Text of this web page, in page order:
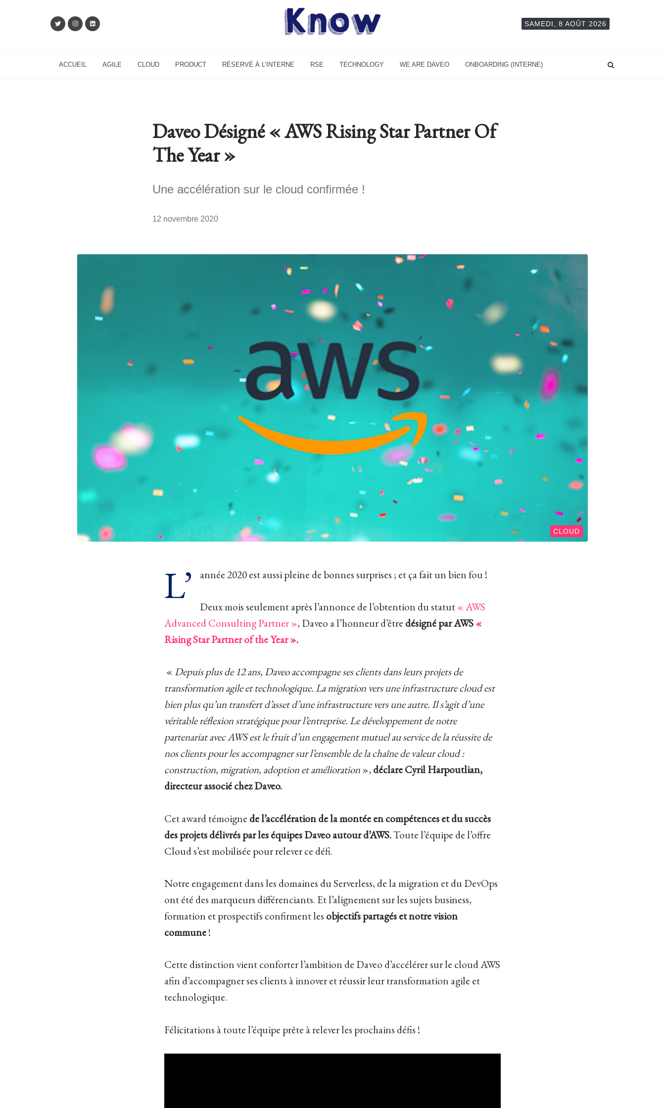
SAMEDI, 8 AOÛT 2026
ACCUEIL AGILE CLOUD PRODUCT RÉSERVÉ À L’INTERNE RSE TECHNOLOGY WE ARE DAVEO ONBOARDING (INTERNE)
Daveo Désigné « AWS Rising Star Partner Of
The Year »
Une accélération sur le cloud confirmée !
12 novembre 2020
CLOUD
L’ année 2020 est aussi pleine de bonnes surprises ; et ça fait un bien fou !
Deux mois seulement après l’annonce de l’obtention du statut« AWS
Advanced Consulting Partner », Daveo a l’honneur d’être désigné par AWS«
Rising Star Partner of the Year ».
« Depuis plus de 12 ans, Daveo accompagne ses clients dans leurs projets de
transformation agile et technologique. La migration vers une infrastructure cloud est
bien plus qu’un transfert d’asset d’une infrastructure vers une autre. Il s’agit d’une
véritable réflexion stratégique pour l’entreprise. Le développement de notre
partenariat avec AWS est le fruit d’un engagement mutuel au service de la réussite de
nos clients pour les accompagner sur l’ensemble de la chaîne de valeur cloud :
construction, migration, adoption et amélioration», déclare Cyril Harpoutlian,
directeur associé chez Daveo.
Cet award témoigne de l’accélération de la montée en compétences et du succès
des projets délivrés par les équipes Daveo autour d’AWS.Toute l’équipe de l’offre
Cloud s’est mobilisée pour relever ce défi.
Notre engagement dans les domaines du Serverless, de la migration et du DevOps
ont été des marqueurs différenciants. Et l’alignement sur les sujets business,
formation et prospectifs confirment les objectifs partagés et notre vision
commune!
Cette distinction vient conforter l’ambition de Daveo d’accélérer sur le cloud AWS
afin d’accompagner ses clients à innover et réussir leur transformation agile et
technologique.
Félicitations à toute l’équipe prête à relever les prochains défis !